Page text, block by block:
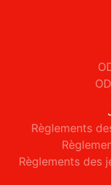
Règlements
Règlements des